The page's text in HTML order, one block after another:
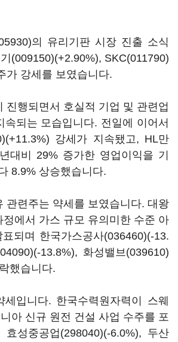
의 유리기판 시장 진출 소식
(009150)(+2.90%), SKC(011790)
가 강세를 보였습니다.
진행되면서 호실적 기업 및 관련업
속되는 모습입니다. 전일에 이어서
(+11.3%) 강세가 지속됐고, HL만
대비 29% 증가한 영업이익을 기
8.9% 상승했습니다.
관련주는 약세를 보였습니다. 대왕
정에서 가스 규모 유의미한 수준 아
되며 한국가스공사(036460)(-13.
(-13.8%), 화성밸브(039610)
했습니다.
입니다. 한국수력원자력이 스웨
아 신규 원전 건설 사업 수주를 포
효성중공업(298040)(-6.0%), 두산